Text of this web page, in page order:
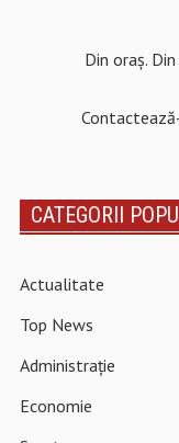
Din oraș.
CATEGORII
Actualitate
Top News
Administrație
Economie